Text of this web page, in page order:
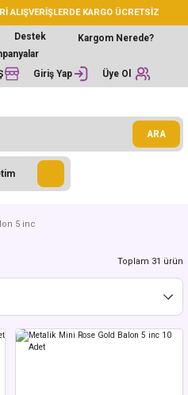
ALIŞVERİŞLERDE KARGO ÜCRETSİZ
Destek
Kargom Nerede?
Giriş Yap Üye Ol
ARA
5 inc
Toplam 31 ürün